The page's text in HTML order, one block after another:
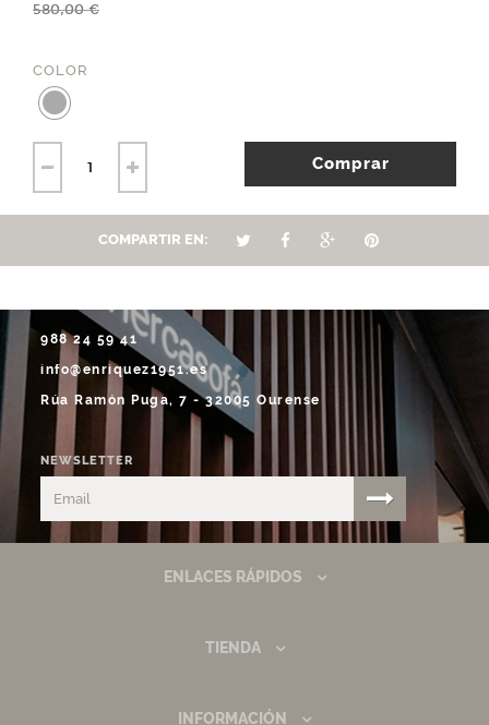
580,00 €
COLOR
Comprar
COMPARTIR EN:
988 24 59 41
info@enriquez1951.es
Rúa Ramón Puga, 7 - 32005 Ourense
NEWSLETTER
ENLACES RÁPIDOS
TIENDA
INFORMACIÓN